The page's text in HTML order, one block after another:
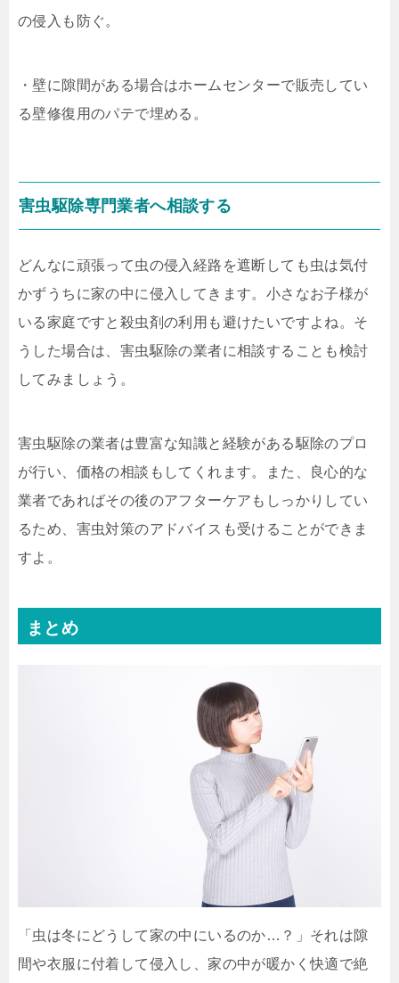
の侵入も防ぐ。
・壁に隙間がある場合はホームセンターで販売してい
る壁修復用のパテで埋める。
害虫駆除専門業者へ相談する
どんなに頑張って虫の侵入経路を遮断しても虫は気付
かずうちに家の中に侵入してきます。小さなお子様が
いる家庭ですと殺虫剤の利用も避けたいですよね。そ
うした場合は、害虫駆除の業者に相談することも検討
してみましょう。
害虫駆除の業者は豊富な知識と経験がある駆除のプロ
が行い、価格の相談もしてくれます。また、良心的な
業者であればその後のアフターケアもしっかりしてい
るため、害虫対策のアドバイスも受けることができま
すよ。
まとめ
「虫は冬にどうして家の中にいるのか…？」それは隙
間や衣服に付着して侵入し、家の中が暖かく快適で絶